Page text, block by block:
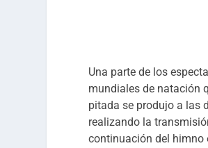
Una parte de los
mundiales de natación
pitada se produjo a las
realizando la
continuación del